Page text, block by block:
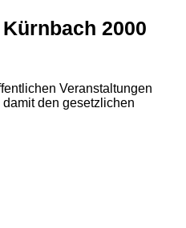
2000
Veranstaltungen
den gesetzlichen